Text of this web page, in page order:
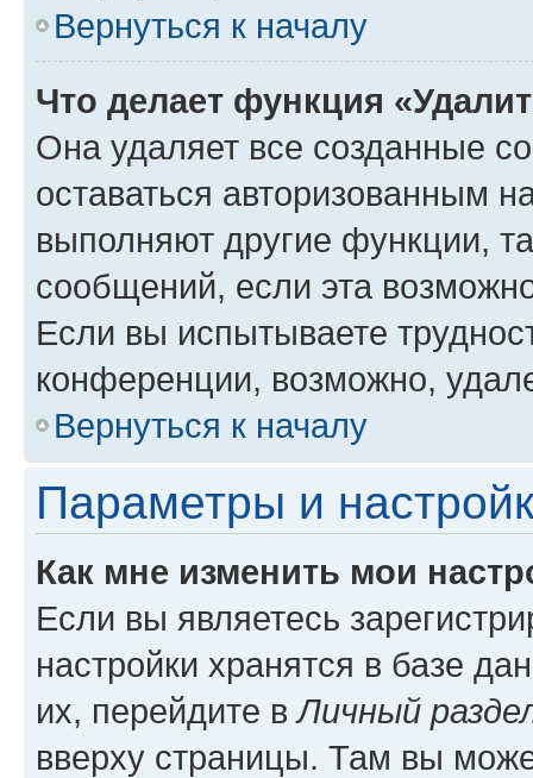
Вернуться к началу
Что делает функция
Она удаляет все созданные
оставаться авторизованным
выполняют другие функции,
сообщений, если эта
Если вы испытываете
конференции, возможно,
Вернуться к началу
Параметры и
Как мне изменить мои
Если вы являетесь
настройки хранятся в базе
их, перейдите вЛичный
вверху страницы. Там вы